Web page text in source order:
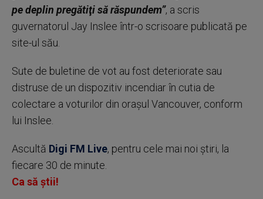
pe deplin pregătiţi să răspundem”, a scris
guvernatorul Jay Inslee într-o scrisoare publicată pe
site-ul său.
Sute de buletine de vot au fost deteriorate sau
distruse de un dispozitiv incendiar în cutia de
colectare a voturilor din oraşul Vancouver, conform
lui Inslee.
Ascultă Digi FM Live, pentru cele mai noi știri, la
fiecare 30 de minute.
Ca să știi!